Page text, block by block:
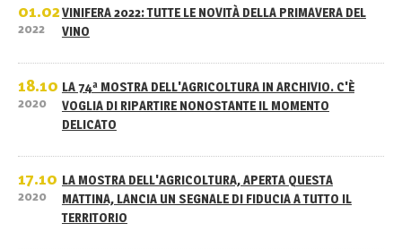
01.02
2022
VINIFERA 2022: TUTTE LE NOVITÀ DELLA PRIMAVERA DEL
VINO
18.10
2020
LA 74ª MOSTRA DELL'AGRICOLTURA IN ARCHIVIO. C'È
VOGLIA DI RIPARTIRE NONOSTANTE IL MOMENTO
DELICATO
17.10
2020
LA MOSTRA DELL'AGRICOLTURA, APERTA QUESTA
MATTINA, LANCIA UN SEGNALE DI FIDUCIA A TUTTO IL
TERRITORIO